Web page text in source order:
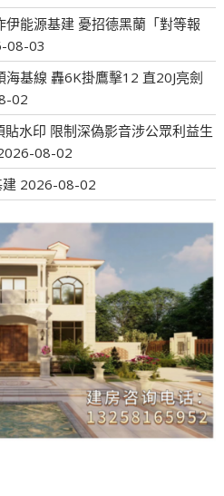
能源基建 憂招德黑蘭「對等報
08-03
基線 轟6K掛鷹擊12 直20J亮劍
02
水印 限制深偽影音涉公眾利益生
08-02
2026-08-02